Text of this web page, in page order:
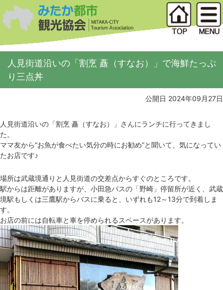
人見街道沿いの「割烹 矗（すなお）」で海鮮たっぷ
り三点丼
公開日 2024年09月27日
人見街道沿いの「割烹 矗（すなお）」さんにランチに行ってきまし
た。
ママ友から“お魚が食べたい気分の時にお勧め”と聞いて、気になってい
たお店です♪
場所は武蔵境通りと人見街道の交差点からすぐのところです。
駅からは距離がありますが、小田急バスの「野崎」停留所が近く、武蔵
境駅もしくは三鷹駅からバスに乗ると、いずれも12～13分で到着しま
す。
お店の前には自転車と車を停められるスペースがあります。